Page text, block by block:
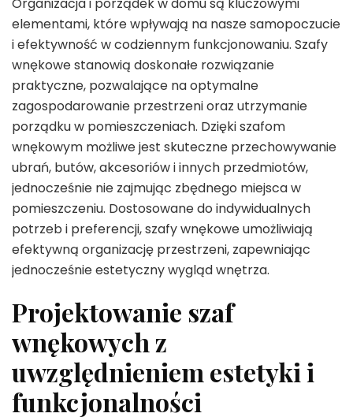
elementami, które wpływają na nasze samopoczucie
i efektywność w codziennym funkcjonowaniu. Szafy
wnękowe stanowią doskonałe rozwiązanie
praktyczne, pozwalające na optymalne
zagospodarowanie przestrzeni oraz utrzymanie
porządku w pomieszczeniach. Dzięki szafom
wnękowym możliwe jest skuteczne przechowywanie
ubrań, butów, akcesoriów i innych przedmiotów,
jednocześnie nie zajmując zbędnego miejsca w
pomieszczeniu. Dostosowane do indywidualnych
potrzeb i preferencji, szafy wnękowe umożliwiają
efektywną organizację przestrzeni, zapewniając
jednocześnie estetyczny wygląd wnętrza.
Projektowanie szaf
wnękowych z
uwzględnieniem estetyki i
funkcjonalności